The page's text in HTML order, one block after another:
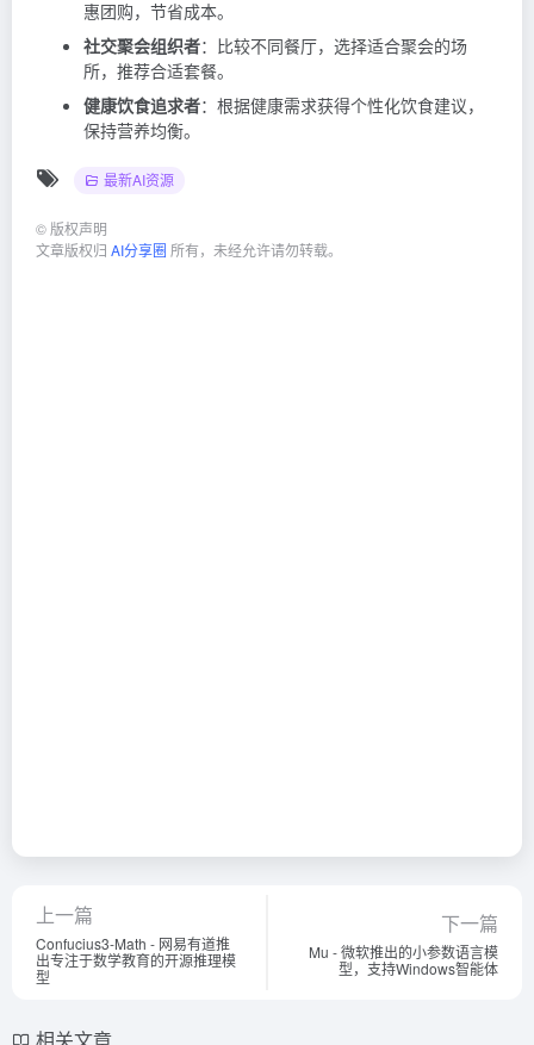
惠团购，节省成本。
社交聚会组织者：比较不同餐厅，选择适合聚会的场
所，推荐合适套餐。
健康饮食追求者：根据健康需求获得个性化饮食建议，
保持营养均衡。
最新AI资源
© 版权声明
文章版权归 AI分享圈 所有，未经允许请勿转载。
上一篇
Confucius3-Math - 网易有道推
出专注于数学教育的开源推理模
型
下一篇
Mu - 微软推出的小参数语言模
型，支持Windows智能体